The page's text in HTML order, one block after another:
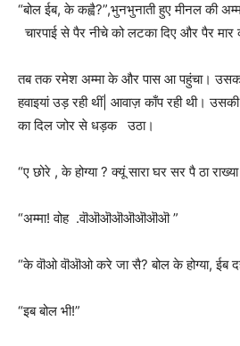
“बोल ईब, के कह्वै?”,भुनभुनाती हुए मीनल की
चारपाई से पैर नीचे को लटका दिए और पैर
तब तक रमेश अम्मा के और पास आ पहुंचा। उसका
हवाइयां उड़ रही थीं| आवाज़ काँप रही थी।
का दिल जोर से धड़क उठा।
“ए छोरे , के होग्या ? क्यूं सारा घर सर पै ठा
“अम्मा! वोह .वॊऒऒऒऒऒऒऒ ”
“के वॊओ वॊऒओ करे जा सै? बोल के होग्या, ईब
“इब बोल भी!”